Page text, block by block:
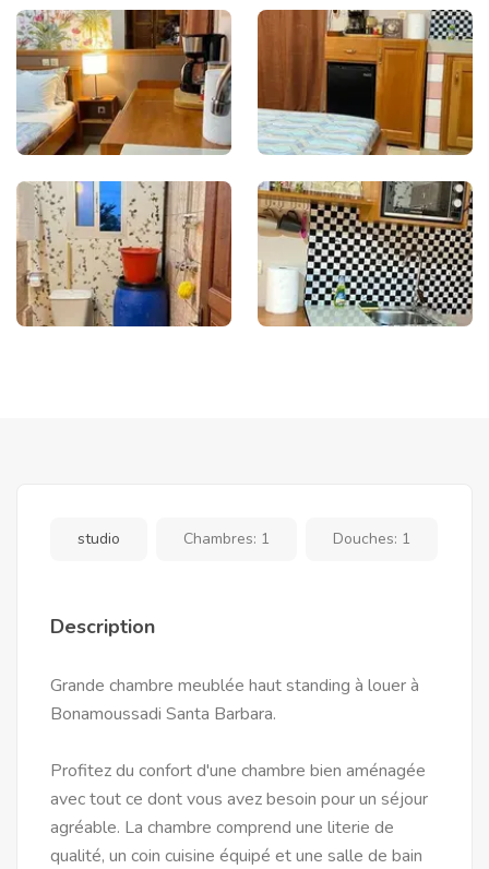
studio Chambres: 1 Douches: 1
Description
Grande chambre meublée haut standing à louer à
Bonamoussadi Santa Barbara.
Profitez du confort d'une chambre bien aménagée
avec tout ce dont vous avez besoin pour un séjour
agréable. La chambre comprend une literie de
qualité, un coin cuisine équipé et une salle de bain